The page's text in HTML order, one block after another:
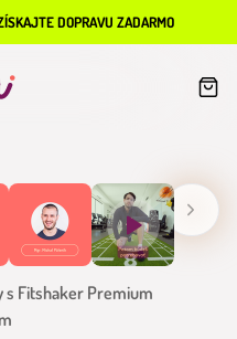
DOPRAVU ZADARMO
s Fitshaker Premium